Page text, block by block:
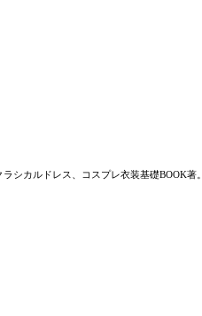
シカルドレス、コスプレ衣装基礎BOOK著。